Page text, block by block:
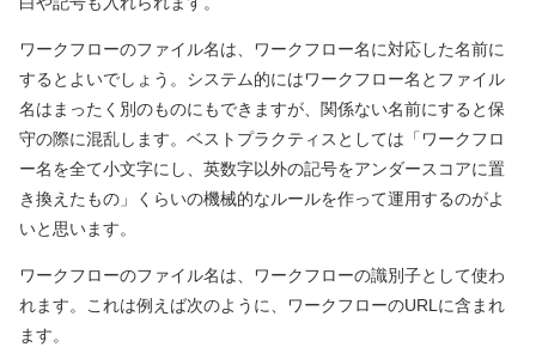
ワークフローのファイル名は、ワークフロー名に対応した名前に
するとよいでしょう。システム的にはワークフロー名とファイル
名はまったく別のものにもできますが、関係ない名前にすると保
守の際に混乱します。ベストプラクティスとしては「ワークフロ
ー名を全て小文字にし、英数字以外の記号をアンダースコアに置
き換えたもの」くらいの機械的なルールを作って運用するのがよ
いと思います。
ワークフローのファイル名は、ワークフローの識別子として使わ
れます。これは例えば次のように、ワークフローのURLに含まれ
ます。